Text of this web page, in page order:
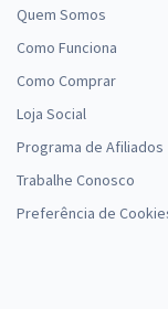
UFMA -
Quem Somos
Como Funciona
Como Comprar
Loja Social
Programa de Afiliados
Trabalhe Conosco
Preferência de